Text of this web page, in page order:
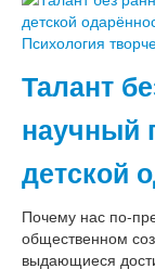
Психология
Талант
научный
детской
Почему нас по-
общественном
выдающиеся